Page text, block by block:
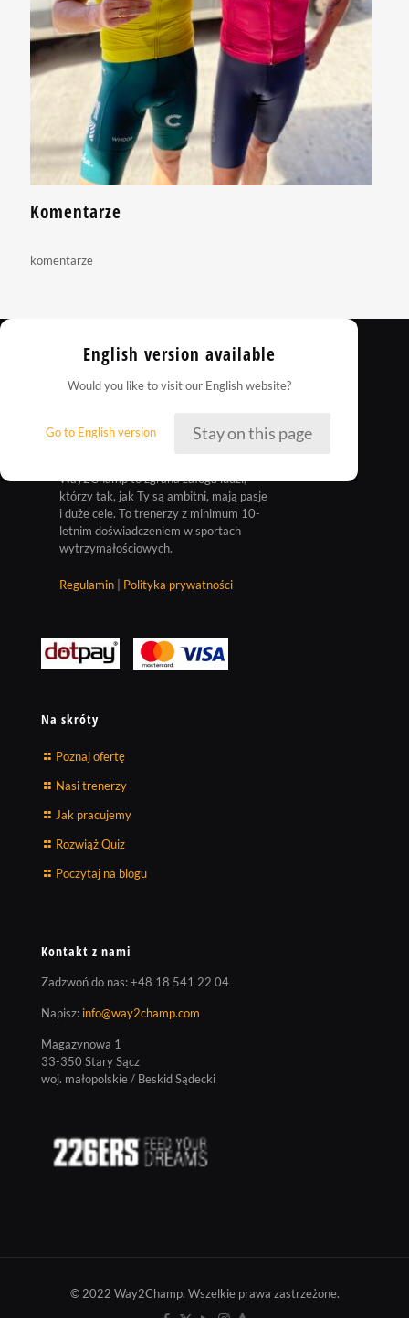
Komentarze
komentarze
Way2Champ to zgrana załoga ludzi,
którzy tak, jak Ty są ambitni, mają pasje
i duże cele. To trenerzy z minimum 10-
letnim doświadczeniem w sportach
wytrzymałościowych.
Regulamin Polityka prywatności
Na skróty
Poznaj ofertę
Nasi trenerzy
Jak pracujemy
Rozwiąż Quiz
Poczytaj na blogu
Kontakt z nami
Zadzwoń do nas:+48 18 541 22 04
Napisz: info@way2champ.com
Magazynowa 1
33-350 Stary Sącz
woj. małopolskie / Beskid Sądecki
© 2022 Way2Champ. Wszelkie prawa zastrzeżone.
English version available
Would you like to visit our English website?
Go to English version Stay on this page